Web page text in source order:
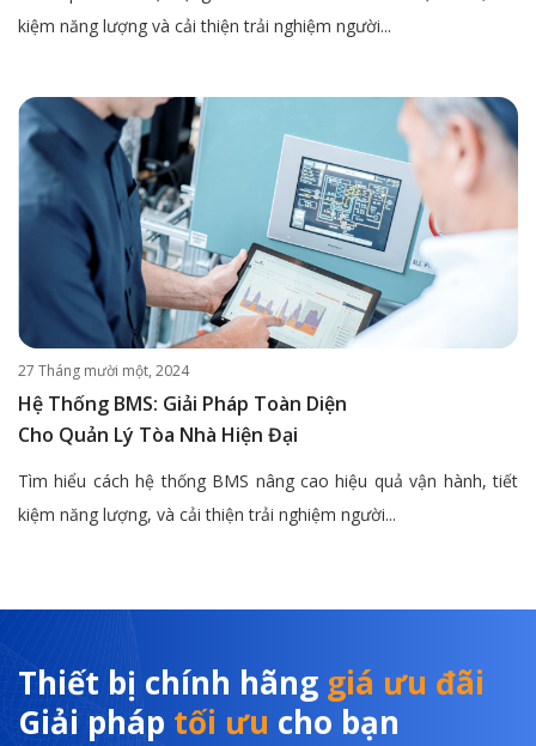
kiệm năng lượng và cải thiện trải nghiệm người...
27 Tháng mười một, 2024
Hệ Thống BMS: Giải Pháp Toàn Diện
Cho Quản Lý Tòa Nhà Hiện Đại
Tìm hiểu cách hệ thống BMS nâng cao hiệu quả vận hành, tiết
kiệm năng lượng, và cải thiện trải nghiệm người...
Thiết bị chính hãng giá ưu đãi
Giải pháp tối ưu cho bạn